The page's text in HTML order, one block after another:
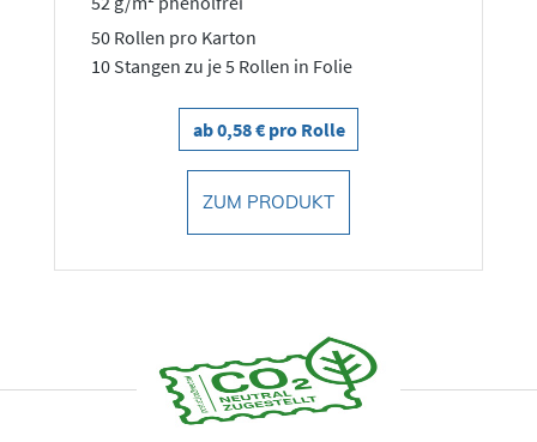
50 Rollen pro Karton
10 Stangen zu je 5 Rollen in Folie
ab 0,58 € pro Rolle
ZUM PRODUKT